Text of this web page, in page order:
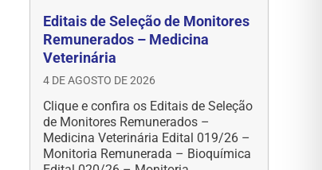
Editais de Seleção de Monitores
Remunerados – Medicina
Veterinária
4 DE AGOSTO DE 2026
Clique e confira os Editais de Seleção
de Monitores Remunerados –
Medicina Veterinária Edital 019/26 –
Monitoria Remunerada – Bioquímica